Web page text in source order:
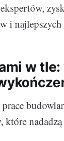
i najlepszych
w
które